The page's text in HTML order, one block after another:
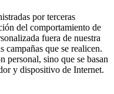
por terceras
del comportamiento de
fuera de nuestra
que se realicen.
personal, sino que se basan
y dispositivo de Internet.